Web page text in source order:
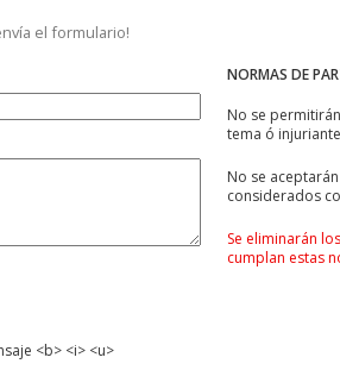
el formulario!
NORMAS DE
No se
tema ó
No se
considerados
Se eliminarán
cumplan estas
<b> <i> <u>